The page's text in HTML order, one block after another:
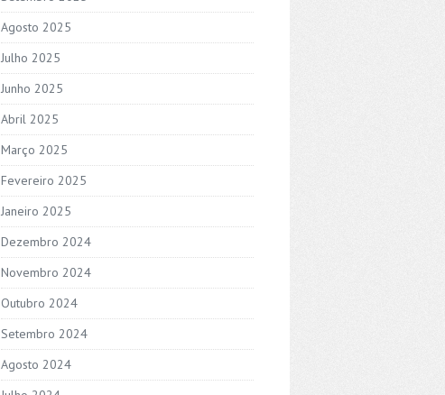
Agosto 2025
Julho 2025
Junho 2025
Abril 2025
Março 2025
Fevereiro 2025
Janeiro 2025
Dezembro 2024
Novembro 2024
Outubro 2024
Setembro 2024
Agosto 2024